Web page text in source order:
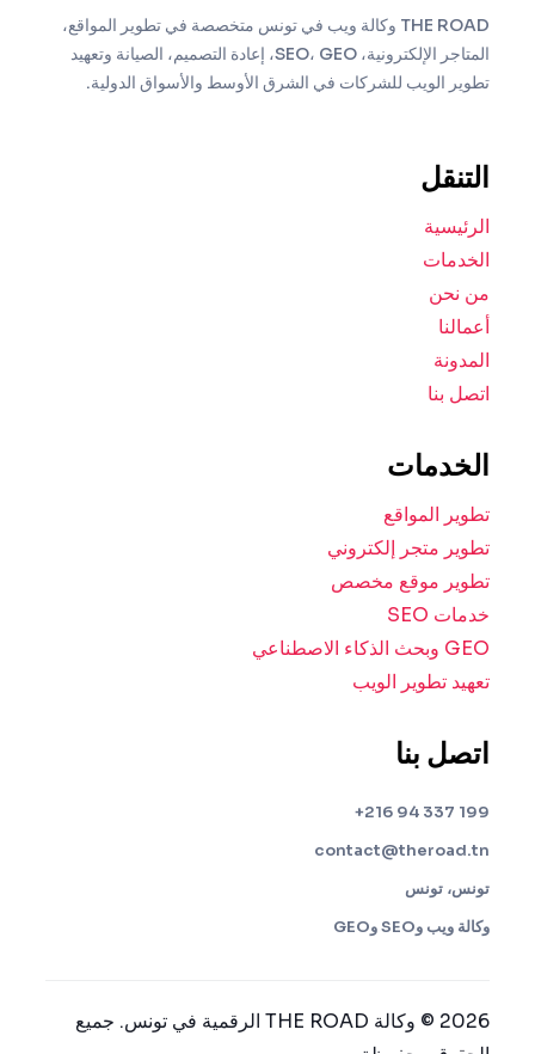
THE ROAD وكالة ويب في تونس متخصصة في تطوير المواقع،
المتاجر الإلكترونية، SEO، GEO، إعادة التصميم، الصيانة وتعهيد
تطوير الويب للشركات في الشرق الأوسط والأسواق الدولية.
التنقل
الرئيسية
الخدمات
من نحن
أعمالنا
المدونة
اتصل بنا
الخدمات
تطوير المواقع
تطوير متجر إلكتروني
تطوير موقع مخصص
خدمات SEO
GEO وبحث الذكاء الاصطناعي
تعهيد تطوير الويب
اتصل بنا
199 337 94 216+
contact@theroad.tn
تونس، تونس
وكالة ويب وSEO وGEO
2026 © وكالة THE ROAD الرقمية في تونس. جميع